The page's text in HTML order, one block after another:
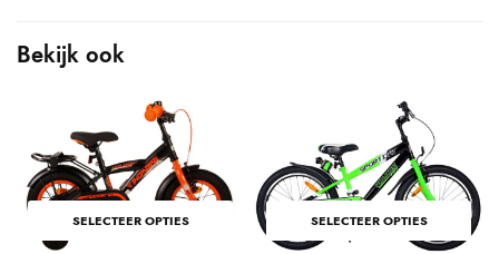
Bekijk ook
SELECTEER OPTIES SELECTEER OPTIES